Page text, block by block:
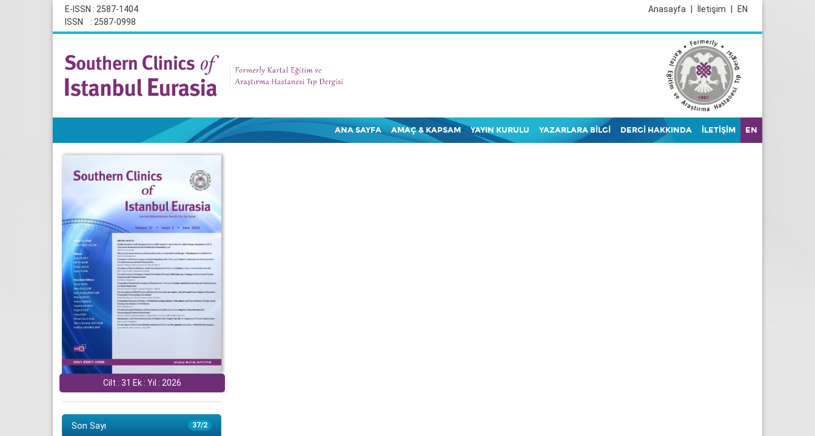
E-ISSN : 2587-1404
ISSN : 2587-0998
EN
İletişim
Anasayfa
ANA SAYFA AMAÇ & KAPSAM YAYIN KURULU YAZARLARA BİLGİ DERGİ HAKKINDA İLETİŞİM EN
Cilt : 31 Ek : Yıl : 2026
37/2
Son Sayı